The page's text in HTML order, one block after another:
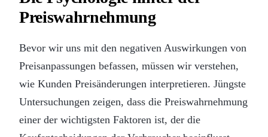
Preiswahrnehmung
Bevor wir uns mit den negativen Auswirkungen von
Preisanpassungen befassen, müssen wir verstehen,
wie Kunden Preisänderungen interpretieren. Jüngste
Untersuchungen zeigen, dass die Preiswahrnehmung
einer der wichtigsten Faktoren ist, der die